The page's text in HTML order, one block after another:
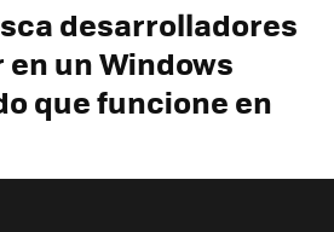
desarrolladores
un Windows
que funcione en